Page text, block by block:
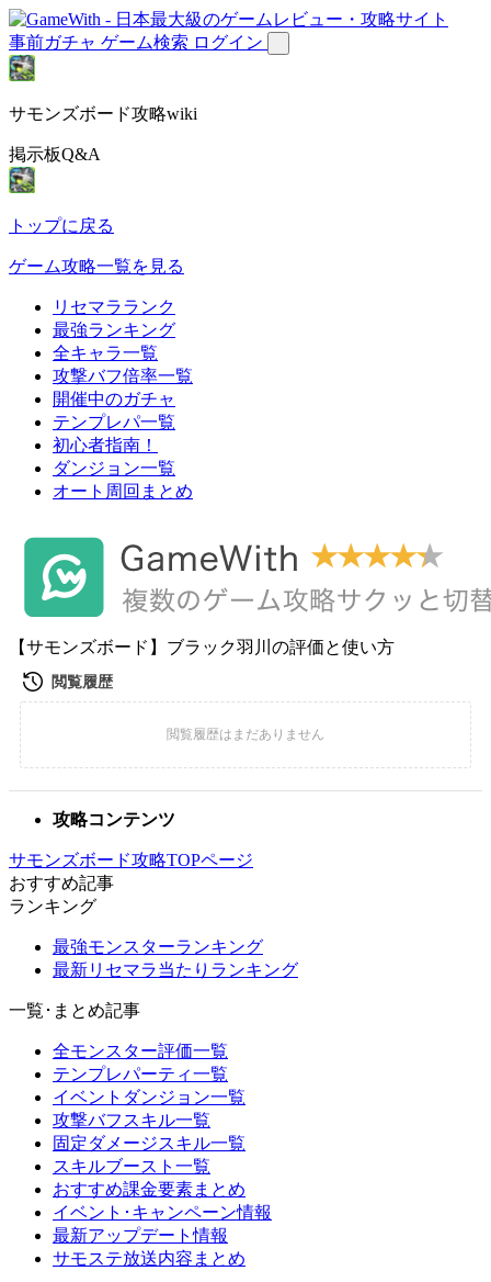
事前ガチャ ゲーム検索 ログイン
サモンズボード攻略wiki
掲示板Q&A
トップに戻る
ゲーム攻略一覧を見る
リセマラランク
最強ランキング
全キャラ一覧
攻撃バフ倍率一覧
開催中のガチャ
テンプレパ一覧
初心者指南！
ダンジョン一覧
オート周回まとめ
【サモンズボード】ブラック羽川の評価と使い方
攻略コンテンツ
サモンズボード攻略TOPページ
おすすめ記事
ランキング
最強モンスターランキング
最新リセマラ当たりランキング
一覧･まとめ記事
全モンスター評価一覧
テンプレパーティ一覧
イベントダンジョン一覧
攻撃バフスキル一覧
固定ダメージスキル一覧
スキルブースト一覧
おすすめ課金要素まとめ
イベント･キャンペーン情報
最新アップデート情報
サモステ放送内容まとめ